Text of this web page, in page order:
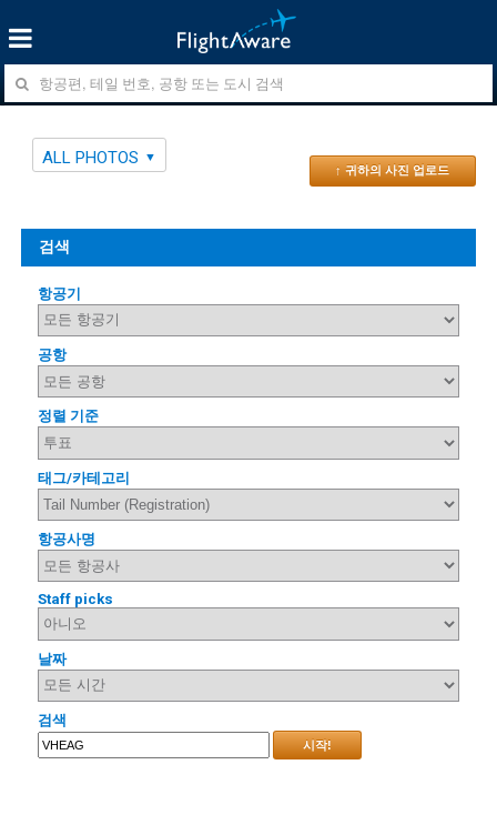
ALL PHOTOS
↑ 귀하의 사진 업로드
검색
항공기
공항
정렬 기준
태그/카테고리
항공사명
Staff picks
날짜
검색
시작!